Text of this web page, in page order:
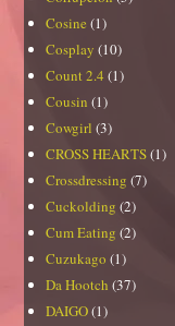
Cosine (1)
Cosplay (10)
Count 2.4 (1)
Cousin (1)
Cowgirl (3)
CROSS HEARTS(1)
Crossdressing (7)
Cuckolding (2)
Cum Eating (2)
Cuzukago (1)
Da Hootch (37)
DAIGO(1)